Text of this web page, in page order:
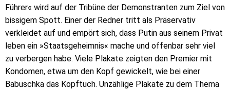
Führer« wird auf der Tribüne der Demonstranten zum Ziel von
bissigem Spott. Einer der Redner tritt als Präservativ
verkleidet auf und empört sich, dass Putin aus seinem Privat
leben ein »Staatsgeheimnis« mache und offenbar sehr viel
zu verbergen habe. Viele Plakate zeigten den Premier mit
Kondomen, etwa um den Kopf gewickelt, wie bei einer
Babuschka das Kopftuch. Unzählige Plakate zu dem Thema